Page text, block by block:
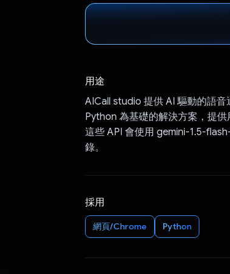
用途
AICall studio 提供 AI 驅動的語
Python 為基礎的解決方案，提
這些 API 會使用 gemini-1.5-
錄。
採用
網頁/Chrome Python